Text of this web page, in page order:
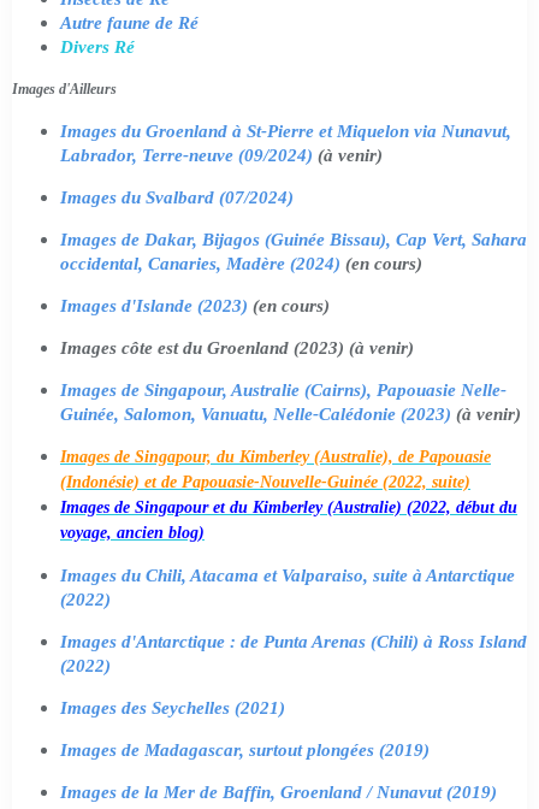
Autre faune de Ré
Divers Ré
Images d'Ailleurs
Images du Groenland à St-Pierre et Miquelon via Nunavut,
Labrador, Terre-neuve (09/2024) (à venir)
Images du Svalbard (07/2024)
Images de Dakar, Bijagos (Guinée Bissau), Cap Vert, Sahara
occidental, Canaries, Madère (2024) (en cours)
Images d'Islande (2023) (en cours)
Images côte est du Groenland (2023) (à venir)
Images de Singapour, Australie (Cairns), Papouasie Nelle-
Guinée, Salomon, Vanuatu, Nelle-Calédonie (2023) (à venir)
Images de Singapour, du Kimberley (Australie), de Papouasie
(Indonésie) et de Papouasie-Nouvelle-Guinée (2022, suite)
Images de Singapour et du Kimberley (Australie) (2022, début du
voyage, ancien blog)
Images du Chili, Atacama et Valparaiso, suite à Antarctique
(2022)
Images d'Antarctique : de Punta Arenas (Chili) à Ross Island
(2022)
Images des Seychelles (2021)
Images de Madagascar, surtout plongées (2019)
Images de la Mer de Baffin, Groenland / Nunavut (2019)